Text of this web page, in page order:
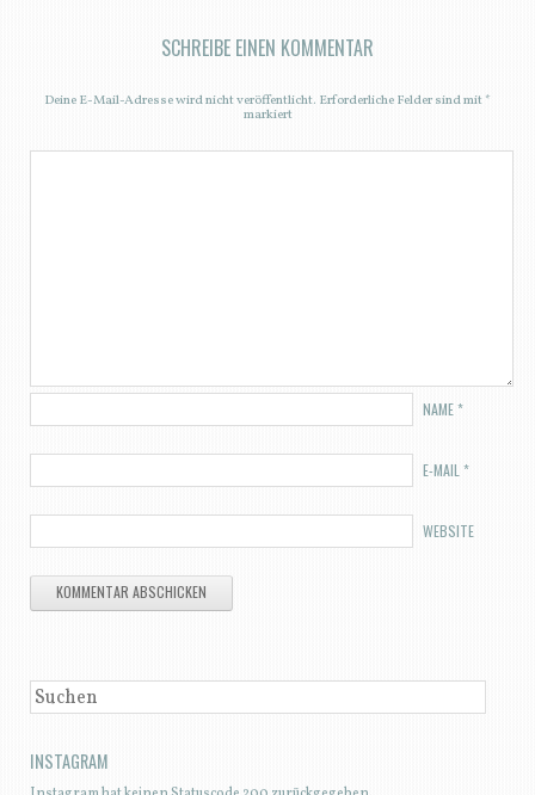
SCHREIBE EINEN KOMMENTAR
Deine E-Mail-Adresse wird nicht veröffentlicht. Erforderliche Felder sind mit*
markiert
NAME*
E-MAIL *
WEBSITE
SUCHEN
INSTAGRAM